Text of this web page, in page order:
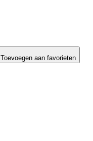
Toevoegen aan favorieten